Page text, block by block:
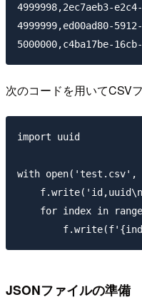
4999998,2ec7aeb3-
4999999,ed00ad80-
次のコードを用いてCSV
import uuid
with
for index in
JSONファイルの準備